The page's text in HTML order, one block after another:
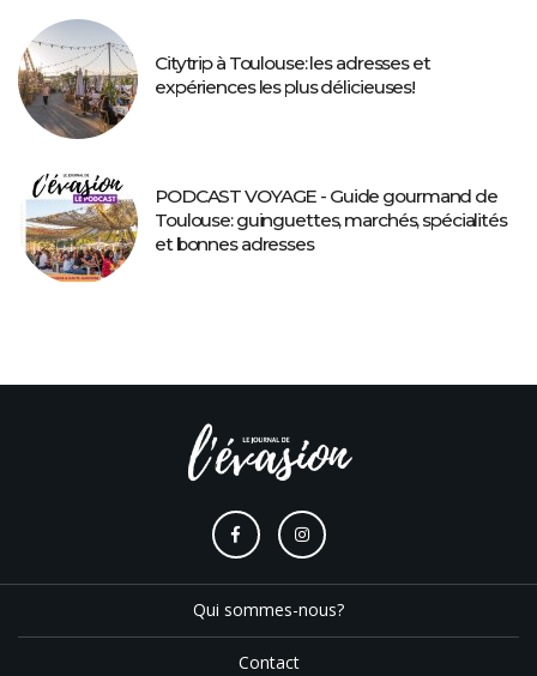
Citytrip à Toulouse: les adresses et
expériences les plus délicieuses!
PODCAST VOYAGE - Guide gourmand de
Toulouse: guinguettes, marchés, spécialités
et bonnes adresses
Qui sommes-nous?
Contact